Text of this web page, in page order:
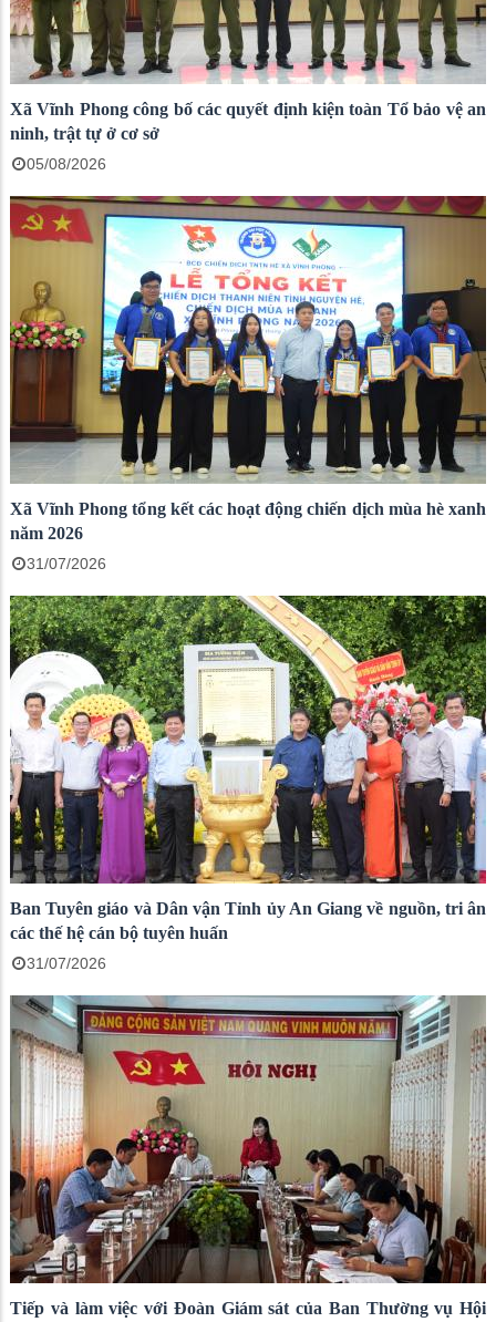
Xã Vĩnh Phong công bố các quyết định kiện toàn Tổ bảo vệ an
ninh, trật tự ở cơ sở
05/08/2026
Xã Vĩnh Phong tổng kết các hoạt động chiến dịch mùa hè xanh
năm 2026
31/07/2026
Ban Tuyên giáo và Dân vận Tỉnh ủy An Giang về nguồn, tri ân
các thế hệ cán bộ tuyên huấn
31/07/2026
Tiếp và làm việc với Đoàn Giám sát của Ban Thường vụ Hội